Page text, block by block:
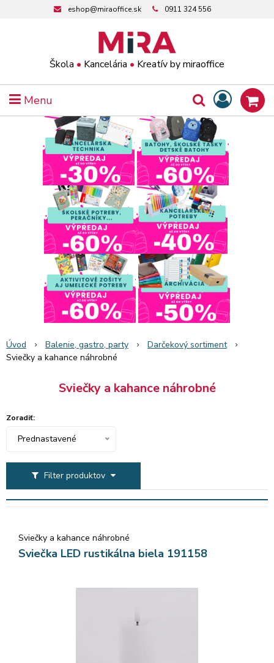
Škola • Kancelária • Kreatív by miraoffice
eshop@miraoffice.sk 0911 324 556
Menu
Úvod Balenie, gastro, party
Darčekový sortiment
Sviečky a kahance náhrobné
Sviečky a kahance náhrobné
Filter produktov
Zoradiť:
Prednastavené
Sviečky a kahance náhrobné
Sviečka LED rustikálna biela 191158